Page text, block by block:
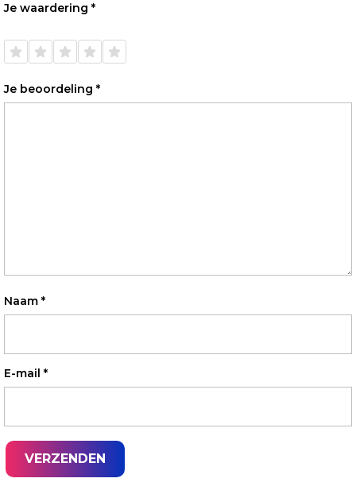
Je waardering *
de 5
de 5
de 5
de 5
de 5
Je beoordeling *
Naam *
E-mail *